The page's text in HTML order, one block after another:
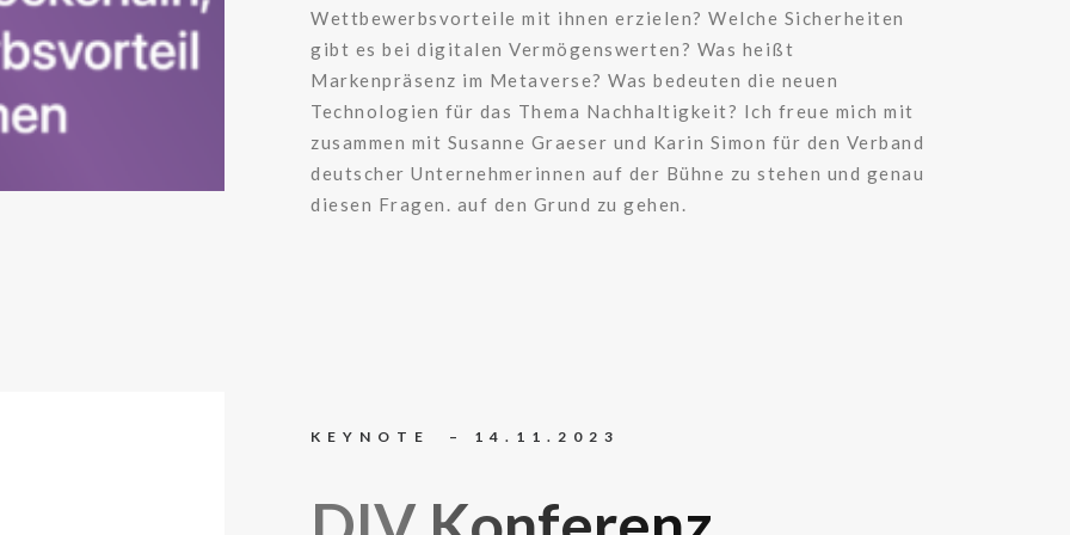
Wettbewerbsvorteile mit ihnen erzielen? Welche Sicherheiten
gibt es bei digitalen Vermögenswerten? Was heißt
Markenpräsenz im Metaverse? Was bedeuten die neuen
Technologien für das Thema Nachhaltigkeit? Ich freue mich mit
zusammen mit Susanne Graeser und Karin Simon für den Verband
deutscher Unternehmerinnen auf der Bühne zu stehen und genau
diesen Fragen. auf den Grund zu gehen.
KEYNOTE – 14.11.2023